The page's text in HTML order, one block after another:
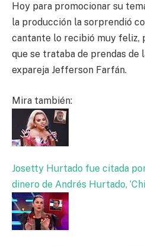
Hoy para promocionar su
la producción la sorprendió
cantante lo recibió muy feliz,
que se trataba de prendas de
expareja Jefferson Farfán.
Mira también:
Josetty Hurtado fue citada
dinero de Andrés Hurtado,